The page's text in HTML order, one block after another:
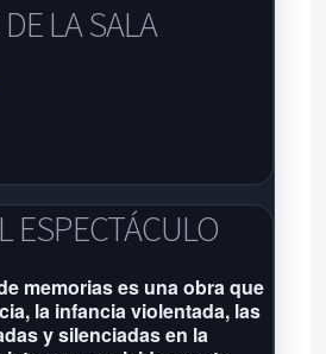
LA SALA
- Tel: 02236342822-
No hay eventos
ESPECTÁCULO
memorias es una obra que
la infancia violentada, las
y silenciadas en la